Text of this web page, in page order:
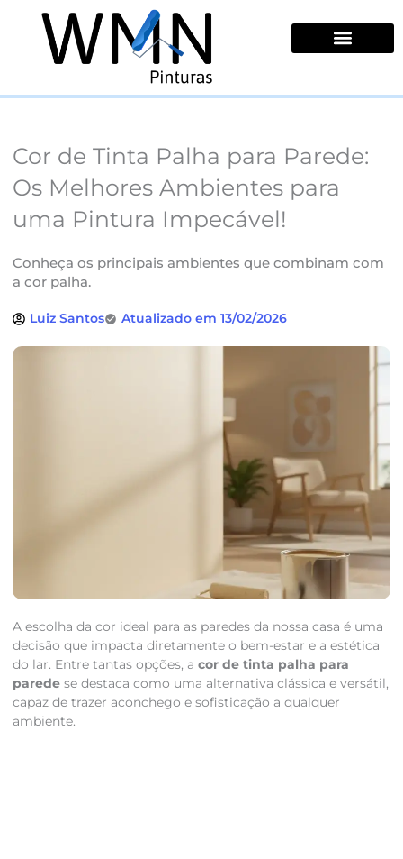
conteúdo
Cor de Tinta Palha para Parede:
Os Melhores Ambientes para
uma Pintura Impecável!
Conheça os principais ambientes que combinam com
a cor palha.
Luiz Santos Atualizado em 13/02/2026
A escolha da cor ideal para as paredes da nossa casa é uma
decisão que impacta diretamente o bem-estar e a estética
do lar. Entre tantas opções, a cor de tinta palha para
paredese destaca como uma alternativa clássica e versátil,
capaz de trazer aconchego e sofisticação a qualquer
ambiente.